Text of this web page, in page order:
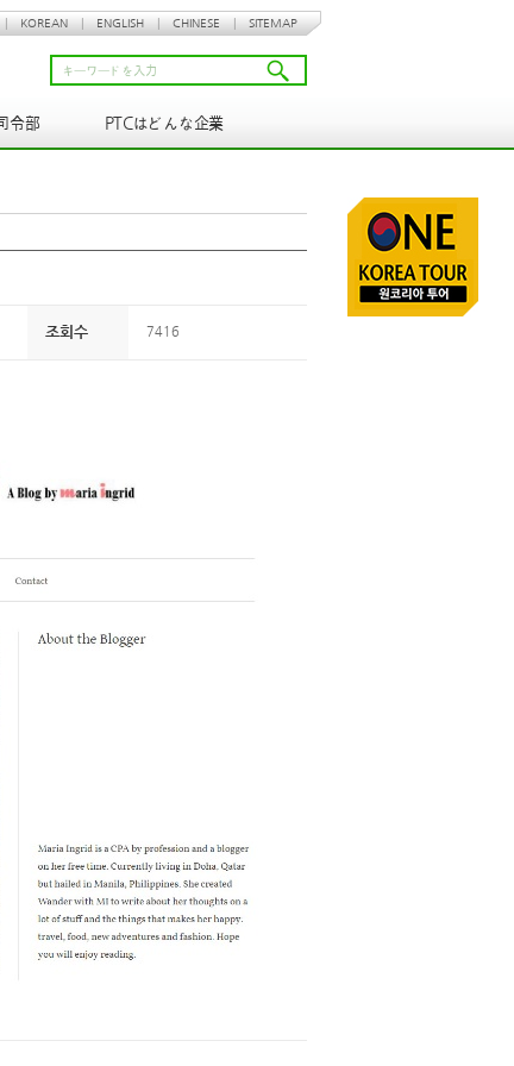
KOREAN ENGLISH CHINESE SITEMAP
令部 PTCはどんな企業
조회수 7416